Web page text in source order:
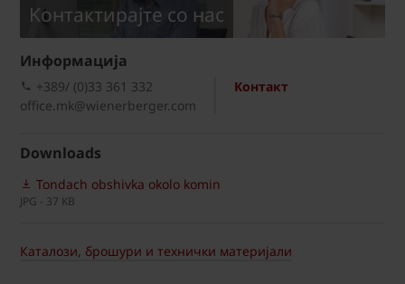
Kонтактирајте со нас
Информациja
Контакт
+389/ (0)33 361 332
office.mk@wienerberger.com
Downloads
Tondach obshivka okolo komin
JPG - 37 KB
Каталози, брошури и технички материјали